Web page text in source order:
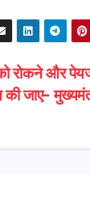
को रोकने और
की जाए-